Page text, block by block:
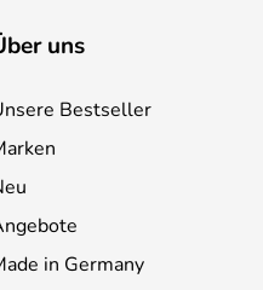
uns
Bestseller
in Germany